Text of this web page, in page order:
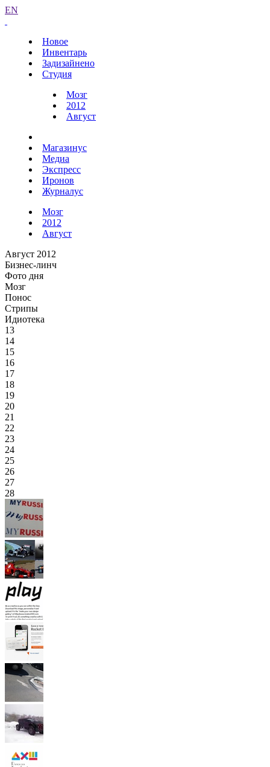
EN
Новое
Инвентарь
Задизайнено
Студия
Мозг
2012
Август
Магазинус
Медиа
Экспресс
Иронов
Журналус
Мозг
2012
Август
Август 2012
Бизнес-линч
Фото дня
Мозг
Понос
Стрипы
Идиотека
13
14
15
16
17
18
19
20
21
22
23
24
25
26
27
28